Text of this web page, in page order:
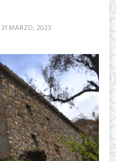
31 MARZO, 2023